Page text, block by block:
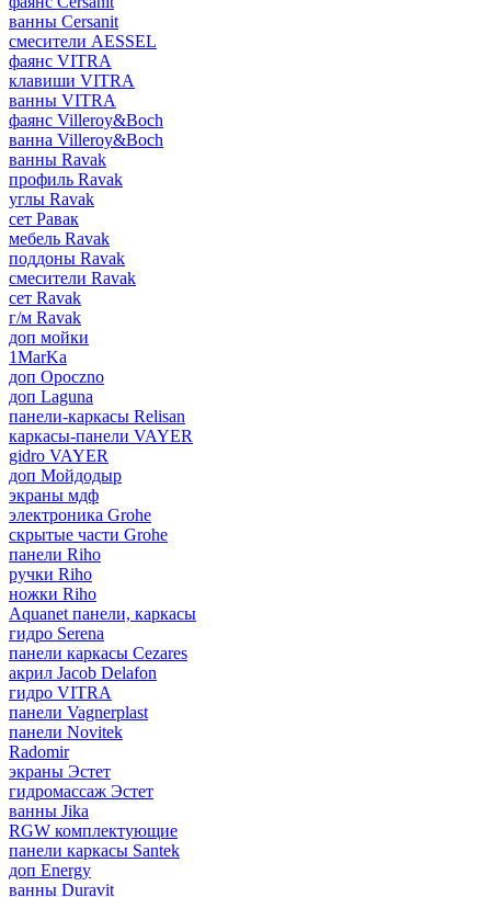
ванны Cersanit
смесители AESSEL
фаянс VITRA
клавиши VITRA
ванны VITRA
фаянс Villeroy&Boch
ванна Villeroy&Boch
ванны Ravak
профиль Ravak
углы Ravak
сет Равак
мебель Ravak
поддоны Ravak
смесители Ravak
сет Ravak
г/м Ravak
доп мойки
1MarKa
доп Opoczno
доп Laguna
панели-каркасы Relisan
каркасы-панели VAYER
gidro VAYER
доп Мойдодыр
экраны мдф
электроника Grohe
скрытые части Grohe
панели Riho
ручки Riho
ножки Riho
Aquanet панели, каркасы
гидро Serena
панели каркасы Cezares
акрил Jacob Delafon
гидро VITRA
панели Vagnerplast
панели Novitek
Radomir
экраны Эстет
гидромассаж Эстет
ванны Jika
RGW комплектующие
панели каркасы Santek
доп Energy
ванны Duravit